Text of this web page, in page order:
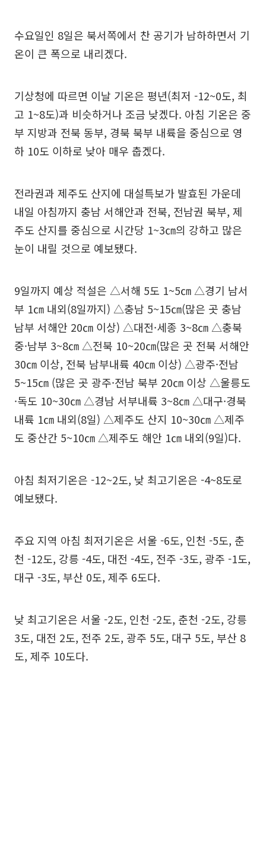
수요일인 8일은 북서쪽에서 찬 공기가 남하하면서 기
온이 큰 폭으로 내리겠다.
기상청에 따르면 이날 기온은 평년(최저 -12~0도, 최
고 1~8도)과 비슷하거나 조금 낮겠다. 아침 기온은 중
부 지방과 전북 동부, 경북 북부 내륙을 중심으로 영
하 10도 이하로 낮아 매우 춥겠다.
전라권과 제주도 산지에 대설특보가 발효된 가운데
내일 아침까지 충남 서해안과 전북, 전남권 북부, 제
주도 산지를 중심으로 시간당 1~3㎝의 강하고 많은
눈이 내릴 것으로 예보됐다.
9일까지 예상 적설은 △서해 5도 1~5㎝ △경기 남서
부 1㎝ 내외(8일까지) △충남 5~15㎝(많은 곳 충남
남부 서해안 20㎝ 이상) △대전·세종 3~8㎝ △충북
중·남부 3~8㎝ △전북 10~20㎝(많은 곳 전북 서해안
30㎝ 이상, 전북 남부내륙 40㎝ 이상) △광주·전남
5~15㎝ (많은 곳 광주·전남 북부 20㎝ 이상 △울릉도
·독도 10~30㎝ △경남 서부내륙 3~8㎝ △대구·경북
내륙 1㎝ 내외(8일) △제주도 산지 10~30㎝ △제주
도 중산간 5~10㎝ △제주도 해안 1㎝ 내외(9일)다.
아침 최저기온은 -12~2도, 낮 최고기온은 -4~8도로
예보됐다.
주요 지역 아침 최저기온은 서울 -6도, 인천 -5도, 춘
천 -12도, 강릉 -4도, 대전 -4도, 전주 -3도, 광주 -1도,
대구 -3도, 부산 0도, 제주 6도다.
낮 최고기온은 서울 -2도, 인천 -2도, 춘천 -2도, 강릉
3도, 대전 2도, 전주 2도, 광주 5도, 대구 5도, 부산 8
도, 제주 10도다.